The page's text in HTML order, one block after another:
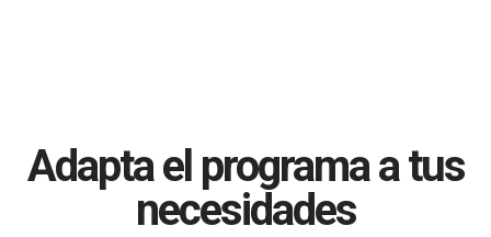
Adapta el programa a tus
necesidades